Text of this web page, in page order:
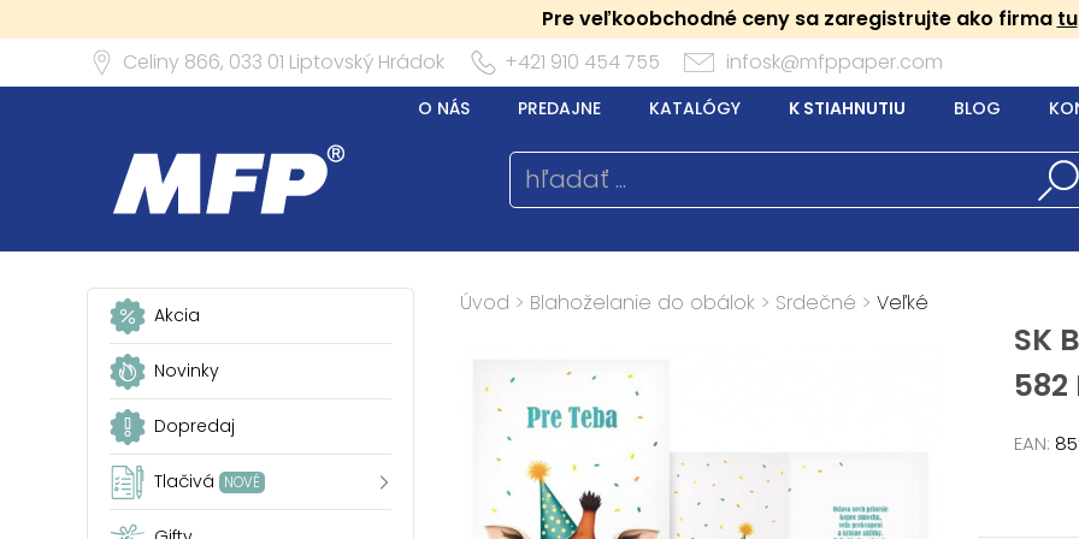
Pre veľkoobchodné ceny sa zaregistrujte ako firma tu
Celiny 866, 033 01 Liptovský Hrádok +421 910 454 755 infosk@mfppaper.com
O NÁS PREDAJNE KATALÓGY K STIAHNUTIU BLOG
Akcia
Novinky
Dopredaj
Tlačivá NOVÉ
Úvod > Blahoželanie do obálok > Srdečné > Veľké
SK
582
EAN: